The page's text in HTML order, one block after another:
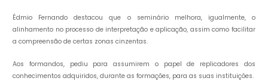
Édmio Fernando destacou que o seminário melhora, igualmente, o
alinhamento no processo de interpretação e aplicação, assim como facilitar
a compreensão de certas zonas cinzentas.
Aos formandos, pediu para assumirem o papel de replicadores dos
conhecimentos adquiridos, durante as formações, para as suas instituições.